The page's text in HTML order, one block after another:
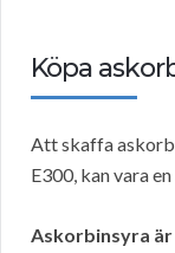
Köpa
Att skaffa
E300, kan vara
Askorbinsyra